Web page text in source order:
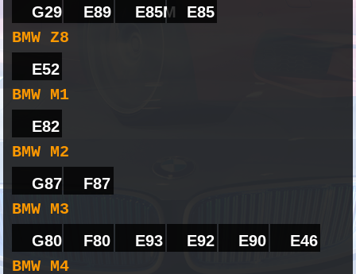
G29 E89 E85M E85
BMW Z8
E52
BMW M1
E82
BMW M2
G87 F87
BMW M3
G80 F80 E93 E92 E90 E46
BMW M4